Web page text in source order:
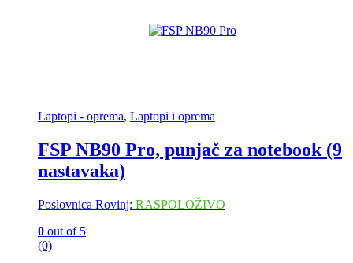
Laptopi - oprema, Laptopi i oprema
FSP NB90 Pro, punjač za notebook (9
nastavaka)
Poslovnica Rovinj: RASPOLOŽIVO
0 out of 5
(0)